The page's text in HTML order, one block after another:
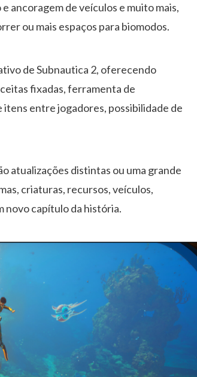
ancoragem de veículos e muito mais,
ou mais espaços para biomodos.
de Subnautica 2, oferecendo
fixadas, ferramenta de
itens entre jogadores, possibilidade de
atualizações distintas ou uma grande
criaturas, recursos, veículos,
novo capítulo da história.